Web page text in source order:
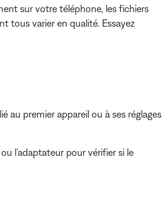
sur votre téléphone, les fichiers
tous varier en qualité. Essayez
premier appareil ou à ses réglages.
l’adaptateur pour vérifier si le